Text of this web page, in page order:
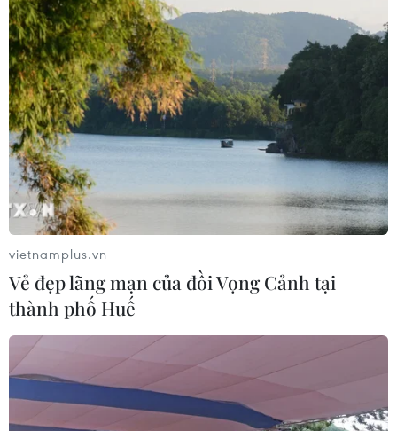
Quốc hội thảo luận dự án Luật Dầu
khí (sửa đổi), bảo đảm an ninh năng
lượng
08/08/2026 01:33
Việt Nam cần theo dõi chặt chẽ các
biện pháp phòng vệ thương mại tại
Canada
08/08/2026 00:39
Libya tiến gần hơn tới mục tiêu khai
thác 2 triệu thùng dầu mỗi ngày
08/08/2026 00:12
Việt Nam khẳng định vị thế tại triển
vietnamplus.vn
Vẻ đẹp lãng mạn của đồi Vọng Cảnh tại
thành phố Huế